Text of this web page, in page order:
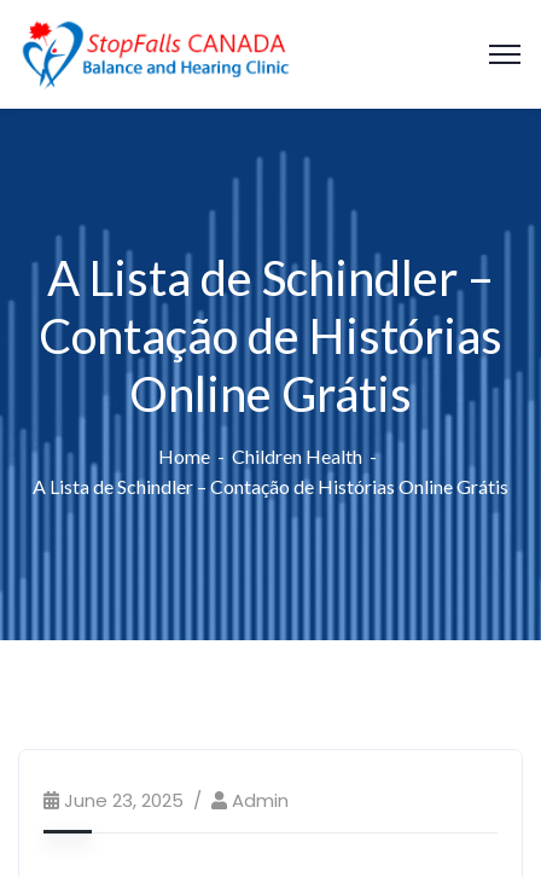
A Lista de Schindler –
Contação de Histórias
Online Grátis
Home
Children Health
A Lista de Schindler – Contação de Histórias Online Grátis
June 23, 2025 Admin